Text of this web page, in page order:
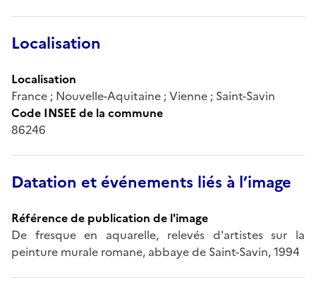
Localisation
Localisation
France ; Nouvelle-Aquitaine ; Vienne ; Saint-Savin
Code INSEE de la commune
86246
Datation et événements liés à l’image
Référence de publication de l'image
De fresque en aquarelle, relevés d'artistes sur la
peinture murale romane, abbaye de Saint-Savin, 1994